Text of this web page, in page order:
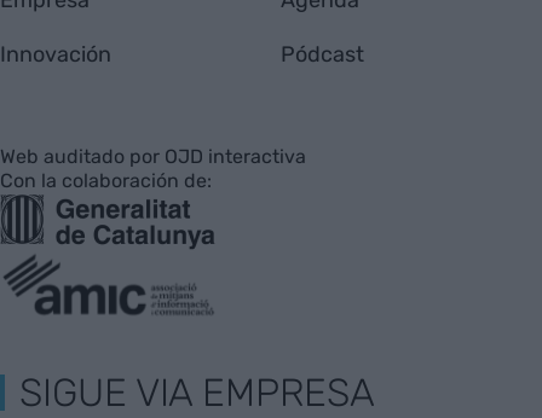
Innovación Pódcast
Web auditado por OJD interactiva
Con la colaboración de:
SIGUE VIA EMPRESA